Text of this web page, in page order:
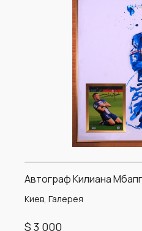
Автограф Килиана
Киев, Галерея
$ 3 000